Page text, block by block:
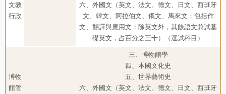
文教
行政
六、外國文（英文、法文、德文、日文、西班牙
文、韓文、阿拉伯文、俄文、馬來文；包括作
文、翻譯與應用文；除英文外，其餘語文兼試基
礎英文，占百分之三十）（選試科目）
博物
館管
三、博物館學
四、本國文化史
五、世界藝術史
六、外國文（英文、法文、德文、日文、西班牙